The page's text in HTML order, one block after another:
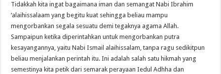
Tidakkah kita ingat bagaimana iman dan semangat Nabi Ibrahim
‘alaihissalaam yang begitu kuat sehingga beliau mampu
mengorbankan segala sesuatu demi tegaknya agama Allah.
Sampaipun ketika diperintahkan untuk mengorbankan putra
kesayangannya, yaitu Nabi Ismail alaihissalam, tanpa ragu sedikitpun
beliau menjalankan perintah itu. Ini adalah salah satu hikmah yang
semestinya kita petik dari semarak perayaan Iedul Adhha dan